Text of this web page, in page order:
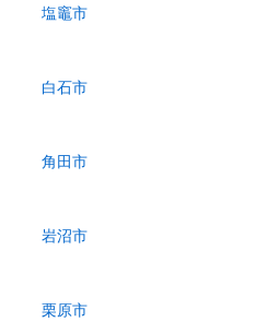
塩竈市
白石市
角田市
岩沼市
栗原市